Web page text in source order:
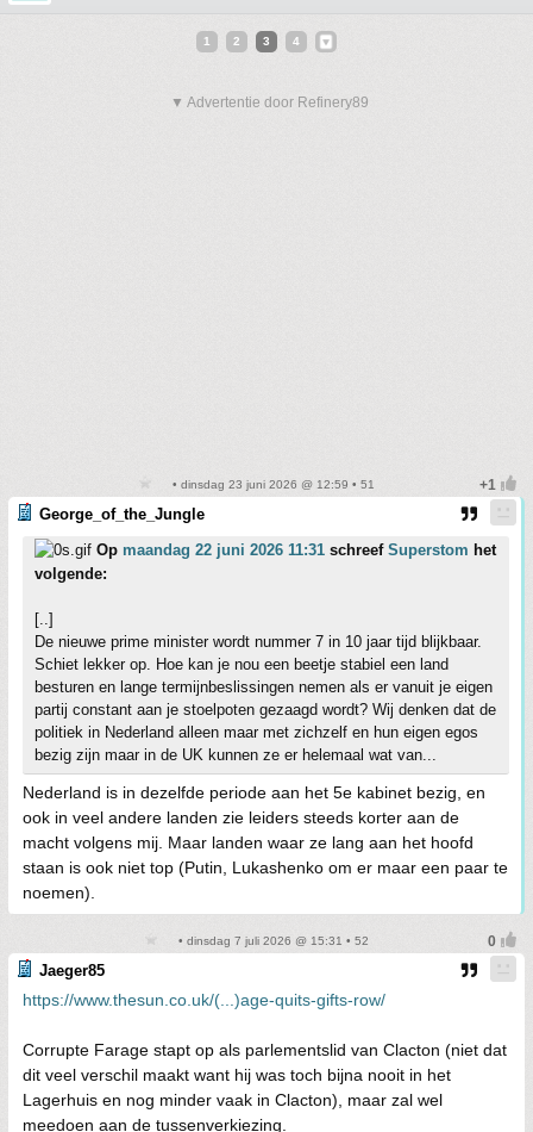
1 2 3 4
▼ Advertentie door Refinery89
• dinsdag 23 juni 2026 @ 12:59 • 51
George_of_the_Jungle
Op maandag 22 juni 2026 11:31 schreef Superstom het
volgende:
[..]
De nieuwe prime minister wordt nummer 7 in 10 jaar tijd blijkbaar.
Schiet lekker op. Hoe kan je nou een beetje stabiel een land
besturen en lange termijnbeslissingen nemen als er vanuit je eigen
partij constant aan je stoelpoten gezaagd wordt? Wij denken dat de
politiek in Nederland alleen maar met zichzelf en hun eigen egos
bezig zijn maar in de UK kunnen ze er helemaal wat van...
Nederland is in dezelfde periode aan het 5e kabinet bezig, en
ook in veel andere landen zie leiders steeds korter aan de
macht volgens mij. Maar landen waar ze lang aan het hoofd
staan is ook niet top (Putin, Lukashenko om er maar een paar te
noemen).
• dinsdag 7 juli 2026 @ 15:31 • 52
Jaeger85
https://www.thesun.co.uk/(...)age-quits-gifts-row/
Corrupte Farage stapt op als parlementslid van Clacton (niet dat
dit veel verschil maakt want hij was toch bijna nooit in het
Lagerhuis en nog minder vaak in Clacton), maar zal wel
meedoen aan de tussenverkiezing.